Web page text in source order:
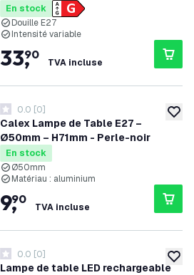
En stock
Douille E27
Intensité variable
33,
90
TVA incluse
Calex Lampe de Table E27 –
Ø50mm – H71mm - Perle-noir
0 étoiles de notation
0.0 [0]
En stock
Ø50mm
Matériau : aluminium
9,
90
TVA incluse
Lampe de table LED rechargeable
0 étoiles de notation
0.0 [0]